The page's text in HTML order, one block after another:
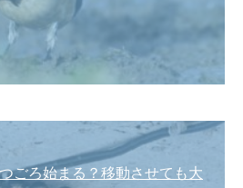
ごろ始まる？移動させても大